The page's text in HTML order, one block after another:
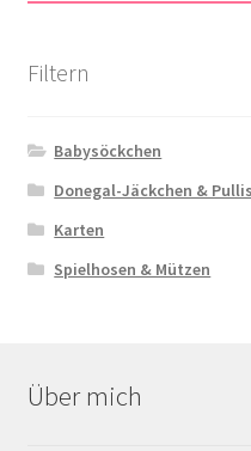
Filtern
Babysöckchen
Donegal-Jäckchen & Pullis
Karten
Spielhosen & Mützen
Über mich